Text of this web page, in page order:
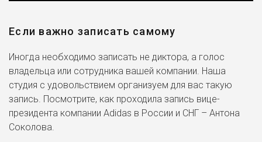
Если важно записать самому
Иногда необходимо записать не диктора, а голос
владельца или сотрудника вашей компании. Наша
студия с удовольствием организуем для вас такую
запись. Посмотрите, как проходила запись вице-
президента компании Adidas в России и СНГ – Антона
Соколова.